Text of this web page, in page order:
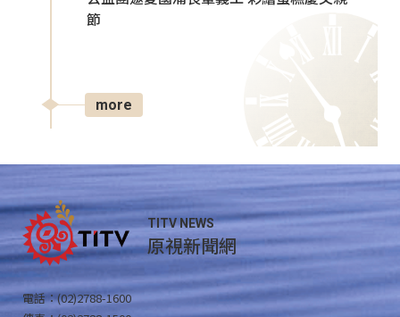
節
more
TITV NEWS
原視新聞網
電話：(02)2788-1600